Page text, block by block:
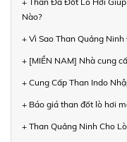
Nào?
+ Vì Sao Than Quảng
+ [MIỀN NAM] Nhà cung
+ Cung Cấp Than Indo
+ Báo giá than đốt lò hơi
+ Than Quảng Ninh Cho